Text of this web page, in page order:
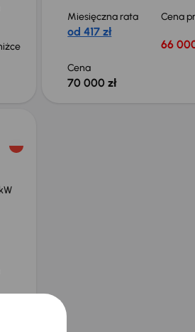
Miesięczna rata
od 417 zł
Cena
66
Cena
70 000 zł